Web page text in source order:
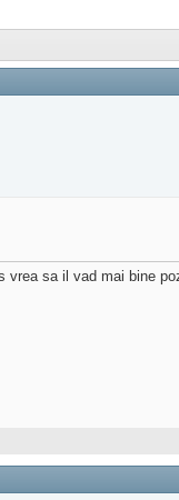
sa il vad mai bine